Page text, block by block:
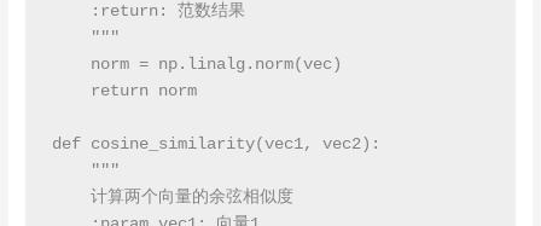
:return: 范数结果
"""
norm = np.linalg.norm(vec)
return norm
def cosine_similarity(vec1, vec2):
"""
计算两个向量的余弦相似度